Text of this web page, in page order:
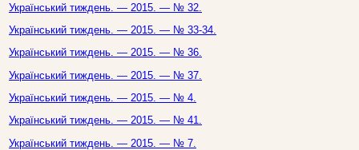
Український тиждень. — 2015. — № 32.
Український тиждень. — 2015. — № 33-34.
Український тиждень. — 2015. — № 36.
Український тиждень. — 2015. — № 37.
Український тиждень. — 2015. — № 4.
Український тиждень. — 2015. — № 41.
Український тиждень. — 2015. — № 7.